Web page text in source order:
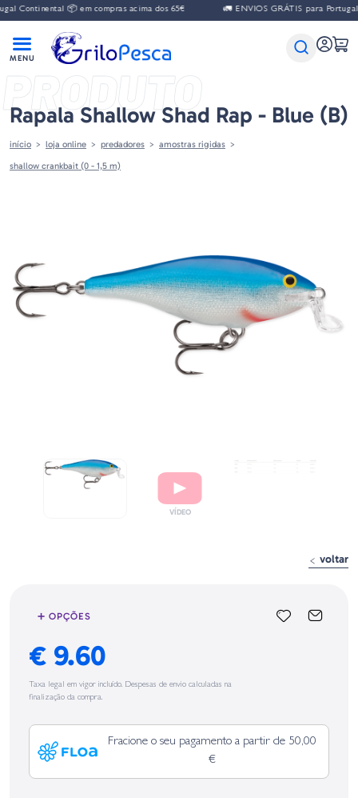
Continental 📦 em compras acima dos 65€ 🚛 ENVIOS GRÁTIS para Portugal
PRODUTO
Rapala Shallow Shad Rap - Blue (B)
início loja online predadores
amostras rigidas
shallow crankbait (0 - 1,5 m)
voltar
➕ OPÇÕES
€ 9.60
Taxa legal em vigor incluído. Despesas de envio calculadas na
finalização da compra.
Fracione o seu pagamento a partir de 50,00
€